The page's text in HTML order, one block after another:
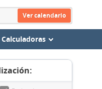
Ver calendario
Calculadoras